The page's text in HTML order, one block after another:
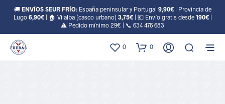
🚚 ENVÍOS SEUR FRÍO:España peninsular y Portugal 9,90€| Provincia de
Lugo 6,90€| 🏠 Vilalba (casco urbano) 3,75€| 💶 Envío gratis desde 190€|
⚠️ Pedido mínimo 29€ | 📞 634 476 683
0 0